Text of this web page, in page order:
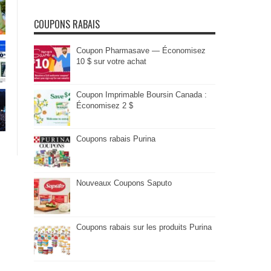
COUPONS RABAIS
Coupon Pharmasave — Économisez
10 $ sur votre achat
Coupon Imprimable Boursin Canada :
Économisez 2 $
Coupons rabais Purina
Nouveaux Coupons Saputo
Coupons rabais sur les produits Purina